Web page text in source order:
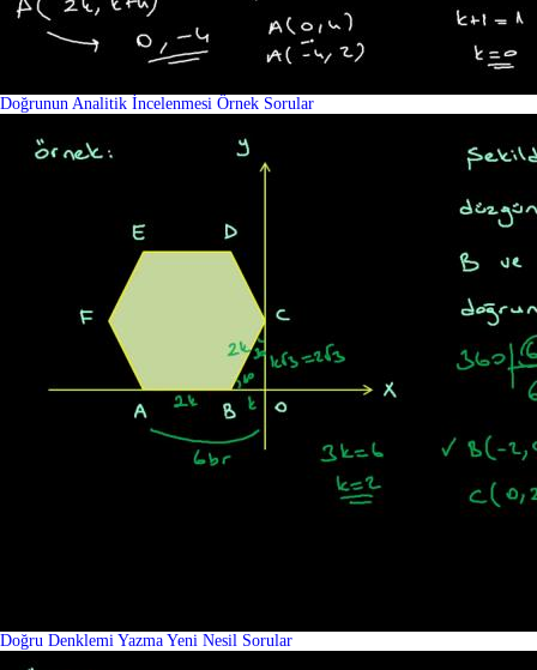
Doğrunun Analitik İncelenmesi Örnek Sorular
Doğru Denklemi Yazma Yeni Nesil Sorular